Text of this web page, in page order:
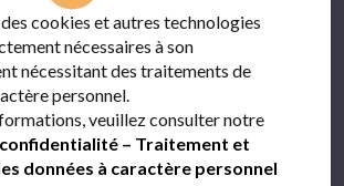
cookies et autres technologies
nécessaires à son
nécessitant des traitements de
personnel.
veuillez consulter notre
– Traitement et
données à caractère personnel